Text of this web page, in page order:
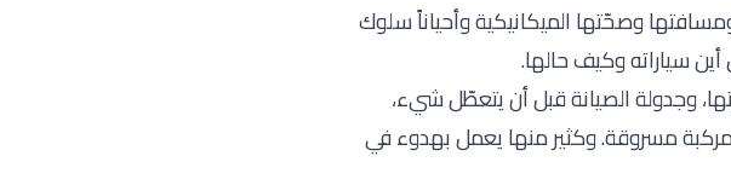
وصحّتها الميكانيكية وأحياناً سلوك
سياراته وكيف حالها.
وجدولة الصيانة قبل أن يتعطّل شيء،
مسروقة. وكثير منها يعمل بهدوء في